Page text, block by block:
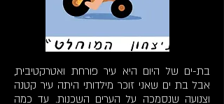
בת-ים של היום היא עיר פורחת ואטרקטיבית,
אבל בת ים שאני זוכר מילדותי היתה עיר קטנה
וצנועה שנסמכה על הערים השכנות. עד כמה